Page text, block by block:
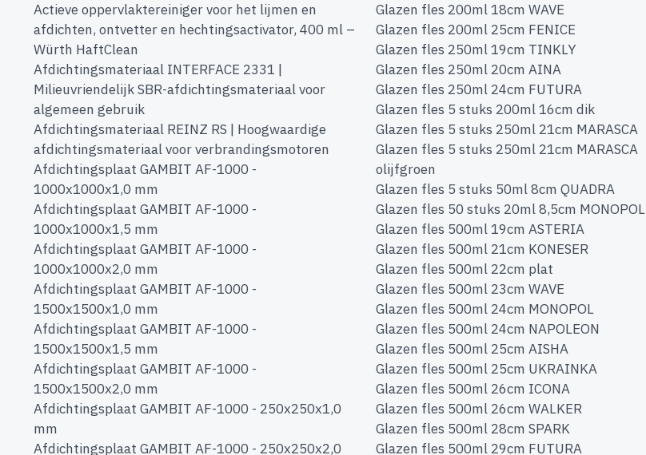
Actieve oppervlaktereiniger voor het lijmen en
afdichten, ontvetter en hechtingsactivator, 400 ml –
Würth HaftClean
Afdichtingsmateriaal INTERFACE 2331 |
Milieuvriendelijk SBR-afdichtingsmateriaal voor
algemeen gebruik
Afdichtingsmateriaal REINZ RS | Hoogwaardige
afdichtingsmateriaal voor verbrandingsmotoren
Afdichtingsplaat GAMBIT AF-1000 -
1000x1000x1,0 mm
Afdichtingsplaat GAMBIT AF-1000 -
1000x1000x1,5 mm
Afdichtingsplaat GAMBIT AF-1000 -
1000x1000x2,0 mm
Afdichtingsplaat GAMBIT AF-1000 -
1500x1500x1,0 mm
Afdichtingsplaat GAMBIT AF-1000 -
1500x1500x1,5 mm
Afdichtingsplaat GAMBIT AF-1000 -
1500x1500x2,0 mm
Afdichtingsplaat GAMBIT AF-1000 - 250x250x1,0
mm
Afdichtingsplaat GAMBIT AF-1000 - 250x250x2,0
Glazen fles 200ml 18cm WAVE
Glazen fles 200ml 25cm FENICE
Glazen fles 250ml 19cm TINKLY
Glazen fles 250ml 20cm AINA
Glazen fles 250ml 24cm FUTURA
Glazen fles 5 stuks 200ml 16cm dik
Glazen fles 5 stuks 250ml 21cm MARASCA
Glazen fles 5 stuks 250ml 21cm MARASCA
olijfgroen
Glazen fles 5 stuks 50ml 8cm QUADRA
Glazen fles 50 stuks 20ml 8,5cm MONOPOL
Glazen fles 500ml 19cm ASTERIA
Glazen fles 500ml 21cm KONESER
Glazen fles 500ml 22cm plat
Glazen fles 500ml 23cm WAVE
Glazen fles 500ml 24cm MONOPOL
Glazen fles 500ml 24cm NAPOLEON
Glazen fles 500ml 25cm AISHA
Glazen fles 500ml 25cm UKRAINKA
Glazen fles 500ml 26cm ICONA
Glazen fles 500ml 26cm WALKER
Glazen fles 500ml 28cm SPARK
Glazen fles 500ml 29cm FUTURA